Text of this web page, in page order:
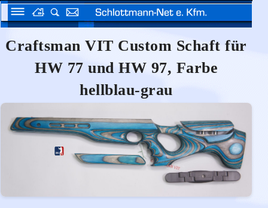
Craftsman VIT Custom Schaft für
HW 77 und HW 97, Farbe
hellblau-grau